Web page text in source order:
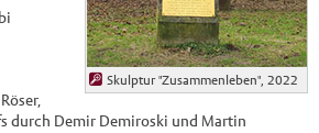
Skulptur "Zusammenleben", 2022
durch Demir Demiroski und Martin